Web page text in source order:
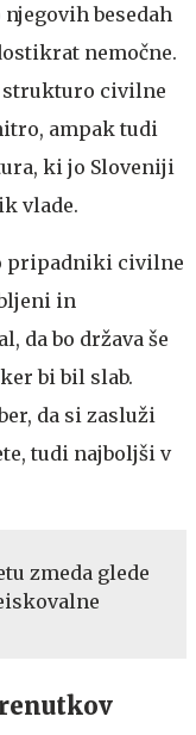
besedah
nemočne.
strukturo civilne
ampak tudi
ki jo Sloveniji
vlade.
pripadniki civilne
in
da bo država še
bi bil slab.
da si zasluži
tudi najboljši v
zmeda glede